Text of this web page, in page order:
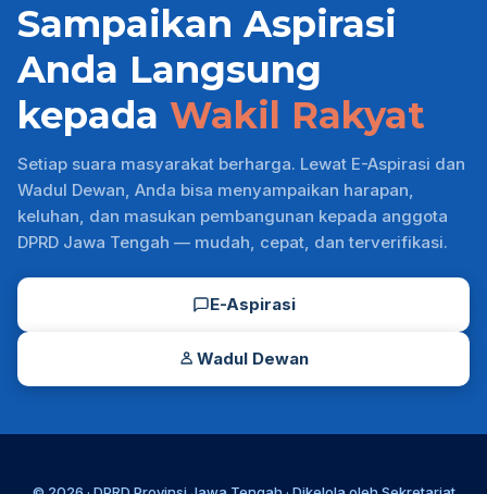
Sampaikan Aspirasi
Anda Langsung
kepada Wakil Rakyat
Setiap suara masyarakat berharga. Lewat E-Aspirasi dan
Wadul Dewan, Anda bisa menyampaikan harapan,
keluhan, dan masukan pembangunan kepada anggota
DPRD Jawa Tengah — mudah, cepat, dan terverifikasi.
E-Aspirasi
Wadul Dewan